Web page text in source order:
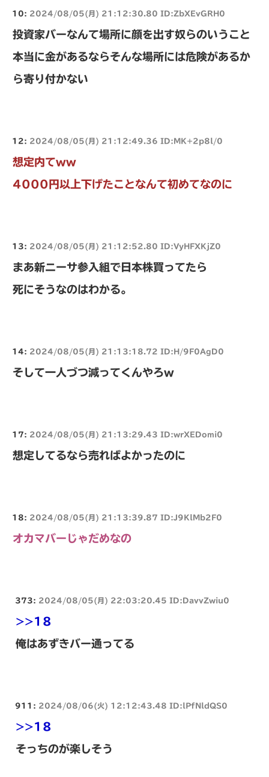
10: 2024/08/05(月) 21:12:30.80 ID:ZbXEvGRH0
投資家バーなんて場所に顔を出す奴らのいうこと
本当に金があるならそんな場所には危険があるか
ら寄り付かない
12: 2024/08/05(月) 21:12:49.36 ID:MK+2p8l/0
想定内てww
4000円以上下げたことなんて初めてなのに
13: 2024/08/05(月) 21:12:52.80 ID:VyHFXKjZ0
まあ新ニーサ参入組で日本株買ってたら
死にそうなのはわかる。
14: 2024/08/05(月) 21:13:18.72 ID:H/9F0AgD0
そして一人づつ減ってくんやろw
17: 2024/08/05(月) 21:13:29.43 ID:wrXEDomi0
想定してるなら売ればよかったのに
18: 2024/08/05(月) 21:13:39.87 ID:J9KlMb2F0
オカマバーじゃだめなの
373: 2024/08/05(月) 22:03:20.45 ID:DavvZwiu0
>>18
俺はあずきバー通ってる
911: 2024/08/06(火) 12:12:43.48 ID:lPfNldQS0
>>18
そっちのが楽しそう